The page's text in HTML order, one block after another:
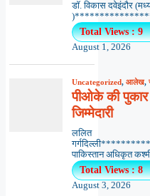
डॉ. विकास दवेइंदौर
Total Views : 9
August 1, 2026
Uncategorized, आलेख,
पीओके की
जिम्मेदारी
ललित
पाकिस्तान अधिकृत
Total Views : 8
August 3, 2026